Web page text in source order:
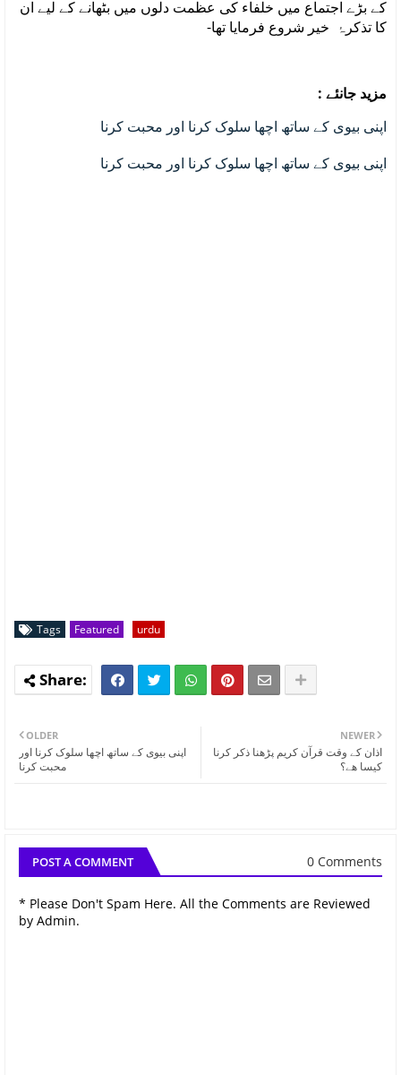
کے بڑے اجتماع میں خلفاء کی عظمت دلوں میں بٹھانے کے لیے ان
کا تذکرۂ خیر شروع فرمایا تھا-
مزید جانئے :
اپنی بیوی کے ساتھ اچھا سلوک کرنا اور محبت کرنا
اپنی بیوی کے ساتھ اچھا سلوک کرنا اور محبت کرنا
Tags Featured urdu
NEWER
اذان کے وقت قرآن کریم پڑھنا ذکر کرنا
کیسا ھے؟
OLDER
اپنی بیوی کے ساتھ اچھا سلوک کرنا اور
محبت کرنا
POST A COMMENT 0 Comments
* Please Don't Spam Here. All the Comments are Reviewed
by Admin.